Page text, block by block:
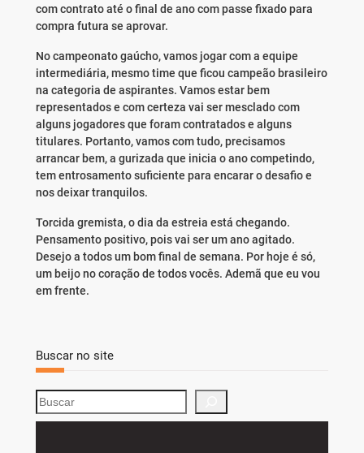
com contrato até o final de ano com passe fixado para
compra futura se aprovar.
No campeonato gaúcho, vamos jogar com a equipe
intermediária, mesmo time que ficou campeão brasileiro
na categoria de aspirantes. Vamos estar bem
representados e com certeza vai ser mesclado com
alguns jogadores que foram contratados e alguns
titulares. Portanto, vamos com tudo, precisamos
arrancar bem, a gurizada que inicia o ano competindo,
tem entrosamento suficiente para encarar o desafio e
nos deixar tranquilos.
Torcida gremista, o dia da estreia está chegando.
Pensamento positivo, pois vai ser um ano agitado.
Desejo a todos um bom final de semana. Por hoje é só,
um beijo no coração de todos vocês. Ademã que eu vou
em frente.
Buscar no site
S
e